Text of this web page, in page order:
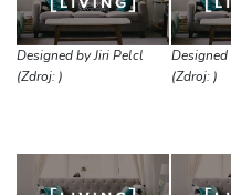
Designed by Jiri Pelcl
(Zdroj: )
Designed
(Zdroj: )